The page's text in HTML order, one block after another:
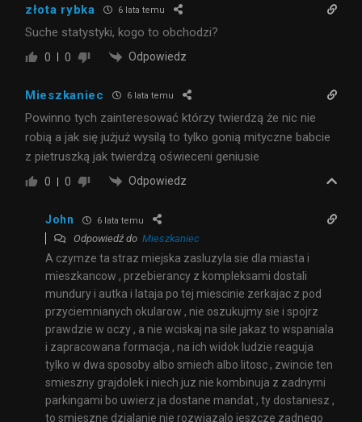
złota rybka 6 lata temu
Suche statystyki, kogo to obchodzi?
0 0 Odpowiedz
Mieszkaniec 6 lata temu
Powinno tych zainteresować którzy twierdzą że nic nie
robią a jak się jużjuż wysilą to tylko gonią mityczne babcie
z pietruszką jak twierdzą oświeceni geniusie
0 0 Odpowiedz
John 6 lata temu
Odpowiedź do Mieszkaniec
A czymze ta straz miejska zasluzyla sie dla miasta i
mieszkancow , przebierancy z kompleksami dostali
mundury i autka i lataja po tej miescinie zerkajac z pod
przyciemnianych okularow , nie oszukujmy sie i spojrz
prawdzie w oczy , a nie wciskaj na sile jakaz to wspaniala
i zapracowana formacja , na ich widok ludzie reaguja
tylko w dwa sposoby albo smiech albo litosc , zwincie ten
smieszny grajdolek i niech juz nie kombinuja z zadnymi
parkingami bo uwierz ja dostane mandat , ty dostaniesz ,
to smieszne dzialanie nie rozwiazalo jeszcze zadnego